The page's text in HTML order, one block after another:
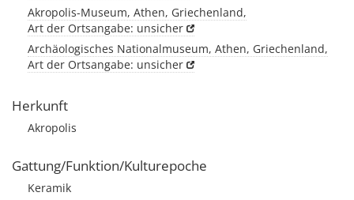
Akropolis-Museum, Athen, Griechenland,
Art der Ortsangabe: unsicher
Archäologisches Nationalmuseum, Athen, Griechenland,
Art der Ortsangabe: unsicher
Herkunft
Akropolis
Gattung/Funktion/Kulturepoche
Keramik